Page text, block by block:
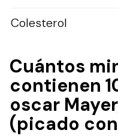
Colesterol
Cuántos
contienen
oscar
(picado